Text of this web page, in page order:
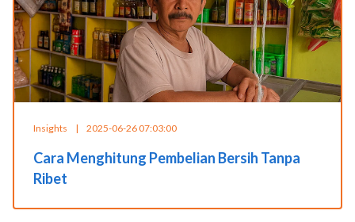
Insights | 2025-06-26 07:03:00
Cara Menghitung Pembelian Bersih Tanpa
Ribet